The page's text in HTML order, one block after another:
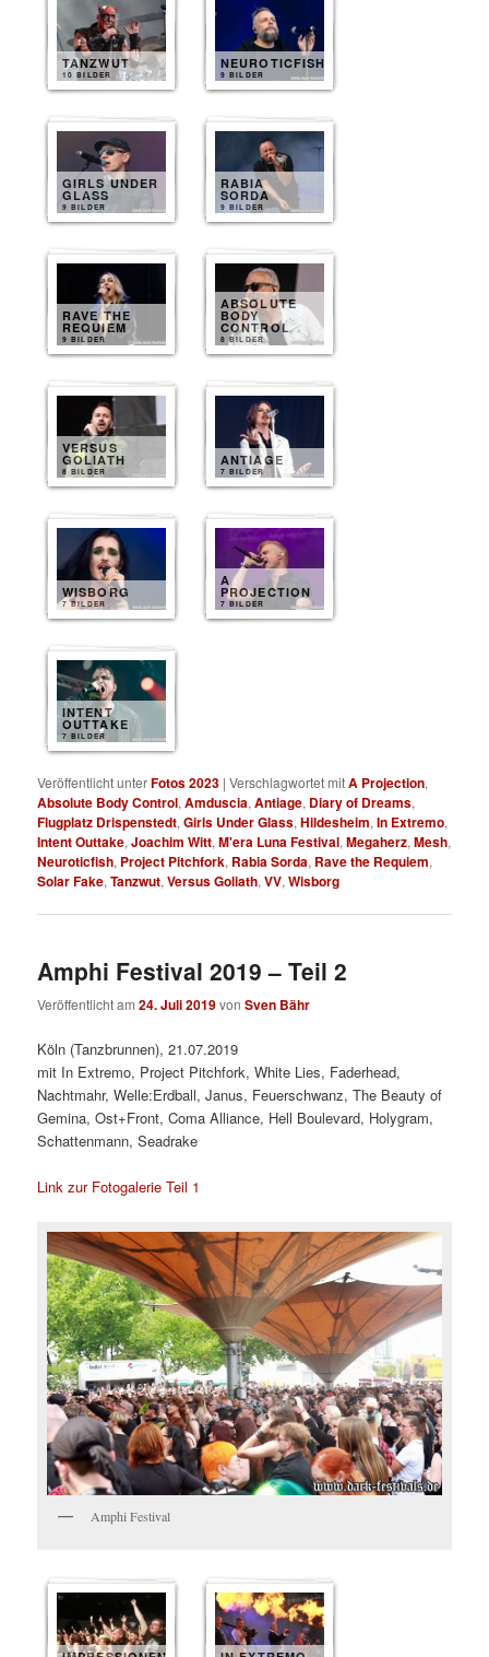
TANZWUT
10 BILDER
NEUROTICFISH
9 BILDER
GIRLS UNDER
GLASS
9 BILDER
RABIA
SORDA
9 BILDER
RAVE THE
REQUIEM
9 BILDER
ABSOLUTE
BODY
CONTROL
8 BILDER
VERSUS
GOLIATH
8 BILDER
ANTIAGE
7 BILDER
WISBORG
7 BILDER
A
PROJECTION
7 BILDER
INTENT
OUTTAKE
7 BILDER
Veröffentlicht unterFotos 2023 |Verschlagwortet mitA Projection,
Absolute Body Control,Amduscia,Antiage, Diary of Dreams,
Flugplatz Drispenstedt,Girls Under Glass,Hildesheim,In Extremo,
Intent Outtake,Joachim Witt,M'era Luna Festival,Megaherz,Mesh,
Neuroticfish, Project Pitchfork, Rabia Sorda, Rave the Requiem,
Solar Fake,Tanzwut,Versus Goliath,VV,Wisborg
Amphi Festival 2019 – Teil 2
Veröffentlicht am24. Juli 2019vonSven Bähr
Köln (Tanzbrunnen), 21.07.2019
mit In Extremo, Project Pitchfork, White Lies, Faderhead,
Nachtmahr, Welle:Erdball, Janus, Feuerschwanz, The Beauty of
Gemina, Ost+Front, Coma Alliance, Hell Boulevard, Holygram,
Schattenmann, Seadrake
Link zur Fotogalerie Teil 1
Amphi Festival